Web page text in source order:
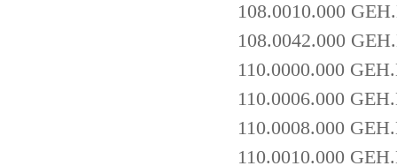
108.0010.000
108.0042.000
110.0000.000
110.0006.000
110.0008.000
110.0010.000